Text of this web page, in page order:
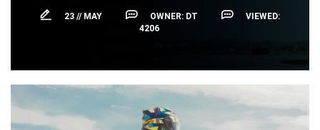
23 //MAY OWNER: DT
VIEWED:
4206